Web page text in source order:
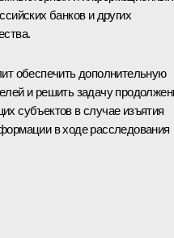
банков и других
обеспечить дополнительную
и решить задачу
субъектов в случае изъятия
в ходе расследования